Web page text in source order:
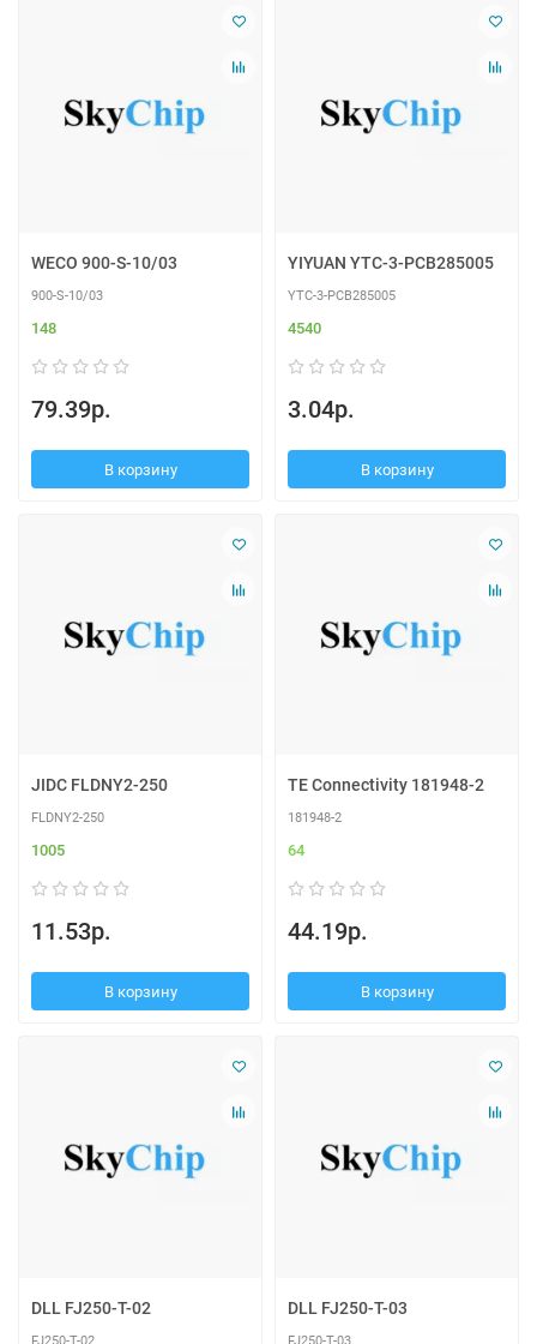
WECO 900-S-10/03
900-S-10/03
148
79.39р.
В корзину
YIYUAN YTC-3-PCB285005
YTC-3-PCB285005
4540
3.04р.
В корзину
JIDC FLDNY2-250
FLDNY2-250
1005
11.53р.
В корзину
TE Connectivity 181948-2
181948-2
64
44.19р.
В корзину
DLL FJ250-T-02
FJ250-T-02
DLL FJ250-T-03
FJ250-T-03